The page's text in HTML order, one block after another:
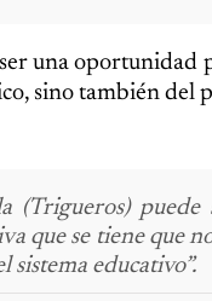
una oportunidad
sino también del
(Trigueros) puede
que se tiene que
sistema educativo”.